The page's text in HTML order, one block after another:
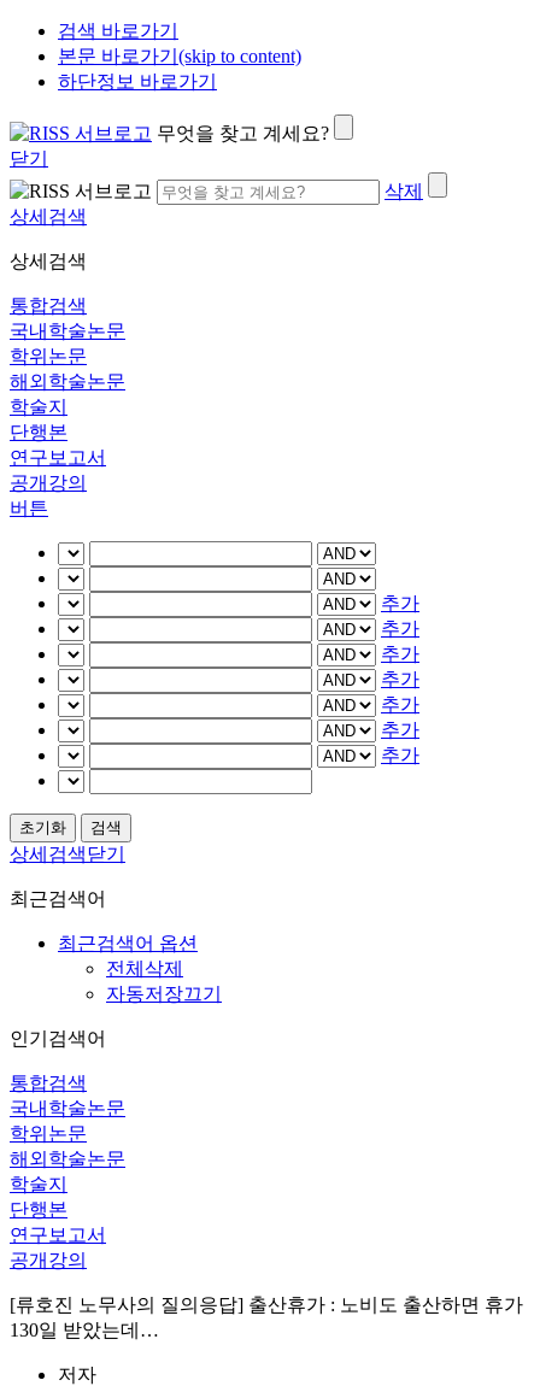
검색 바로가기
본문 바로가기(skip to content)
하단정보 바로가기
무엇을 찾고 계세요?
닫기
삭제
상세검색
상세검색
통합검색
국내학술논문
학위논문
해외학술논문
학술지
단행본
연구보고서
공개강의
버튼
추가
추가
추가
추가
추가
추가
추가
상세검색닫기
최근검색어
최근검색어 옵션
전체삭제
자동저장끄기
인기검색어
통합검색
국내학술논문
학위논문
해외학술논문
학술지
단행본
연구보고서
공개강의
[류호진 노무사의 질의응답] 출산휴가 : 노비도 출산하면 휴가
130일 받았는데…
저자